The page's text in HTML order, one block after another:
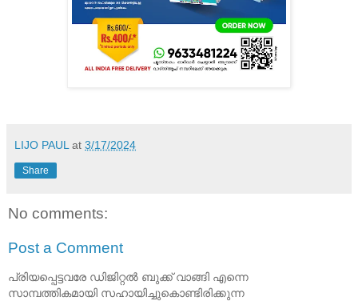
LIJO PAUL at 3/17/2024
Share
No comments:
Post a Comment
പ്രിയപ്പെട്ടവരേ ഡിജിറ്റൽ ബുക്ക് വാങ്ങി എന്നെ
സാമ്പത്തികമായി സഹായിച്ചുകൊണ്ടിരിക്കുന്ന